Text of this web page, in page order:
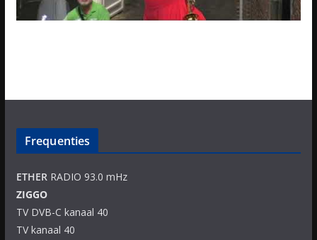
Frequenties
ETHERRADIO 93.0 mHz
ZIGGO
TV DVB-C kanaal 40
TV kanaal 40